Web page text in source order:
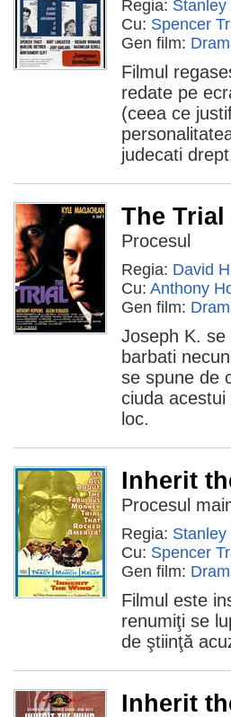
Regia:
Cu: Spencer
Gen film:
Filmul
redate pe
(ceea ce
judecati
The Trial
Procesul
Regia: David
Cu: Anthony
Gen film:
Joseph K.
barbati
se spune de
ciuda
loc.
Inherit
Procesul
Regia:
Cu: Spencer
Gen film:
Filmul este
renumiţi se
de ştiinţă
Inherit